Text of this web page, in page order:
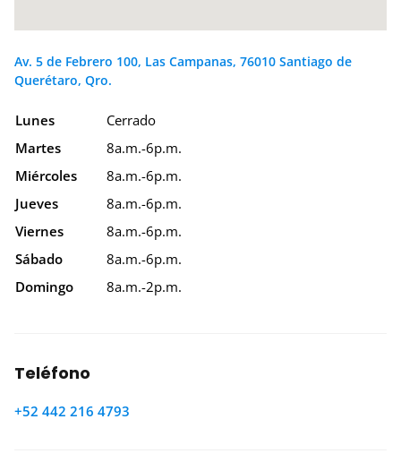
Av. 5 de Febrero 100, Las Campanas, 76010 Santiago de
Querétaro, Qro.
Lunes
Cerrado
Martes
8a.m.-6p.m.
Miércoles
8a.m.-6p.m.
Jueves
8a.m.-6p.m.
Viernes
8a.m.-6p.m.
Sábado
8a.m.-6p.m.
Domingo
8a.m.-2p.m.
Teléfono
+52 442 216 4793